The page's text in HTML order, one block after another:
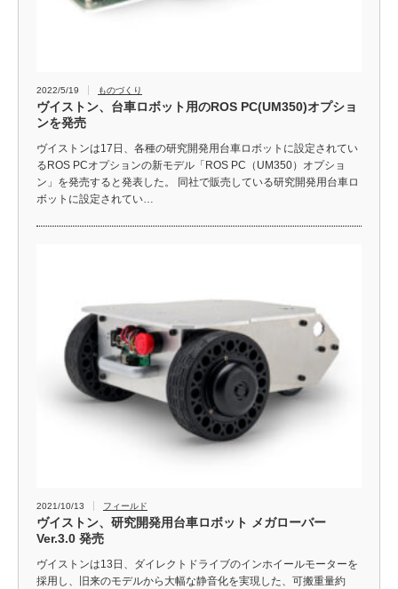
2022/5/19 ものづくり
ヴイストン、台車ロボット用のROS PC(UM350)オプショ
ンを発売
ヴイストンは17日、各種の研究開発用台車ロボットに設定されてい
るROS PCオプションの新モデル「ROS PC（UM350）オプショ
ン」を発売すると発表した。 同社で販売している研究開発用台車ロ
ボットに設定されてい…
2021/10/13 フィールド
ヴイストン、研究開発用台車ロボット メガローバー
Ver.3.0 発売
ヴイストンは13日、ダイレクトドライブのインホイールモーターを
採用し、旧来のモデルから大幅な静音化を実現した、可搬重量約